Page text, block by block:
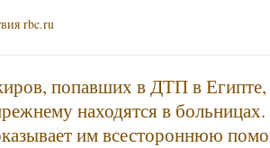
rbc.ru
попавших в ДТП в
находятся в
им всестороннюю